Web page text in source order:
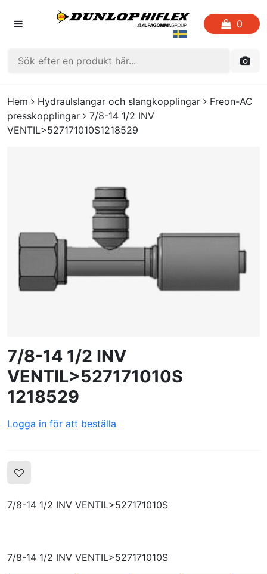
0
HEM
FAVORITLISTOR
UTGÅENDE PRODUKTER
LOGGA IN
SKAPA PROFIL
Hem Hydraulslangar och slangkopplingar
Freon-AC
presskopplingar
7/8-14 1/2 INV
VENTIL>527171010S1218529
7/8-14 1/2 INV
VENTIL>527171010S
1218529
Logga in för att beställa
7/8-14 1/2 INV VENTIL>527171010S
7/8-14 1/2 INV VENTIL>527171010S